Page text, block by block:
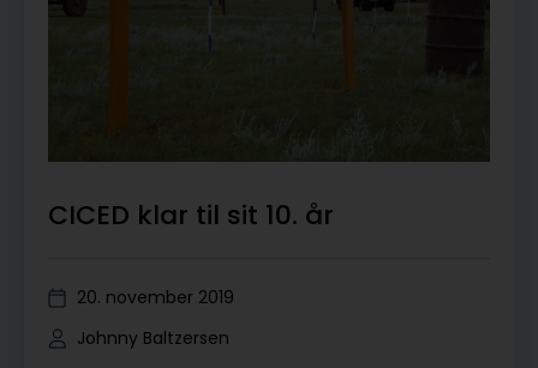
CICED klar til sit 10. år
20. november 2019
Johnny Baltzersen